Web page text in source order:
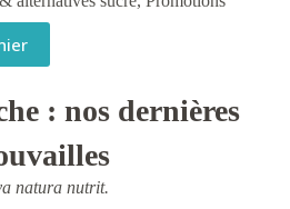
: nos dernières
natura nutrit.